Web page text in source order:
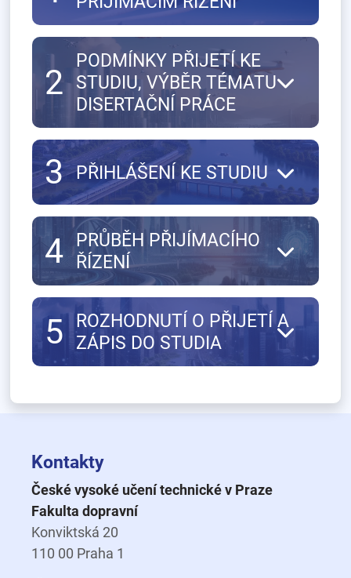
2
PODMÍNKY PŘIJETÍ KE
STUDIU, VÝBĚR TÉMATU
DISERTAČNÍ PRÁCE
3 PŘIHLÁŠENÍ KE STUDIU
4
PRŮBĚH PŘIJÍMACÍHO
ŘÍZENÍ
5
ROZHODNUTÍ O PŘIJETÍ A
ZÁPIS DO STUDIA
Kontakty
České vysoké učení technické v Praze
Fakulta dopravní
Konviktská 20
110 00 Praha 1